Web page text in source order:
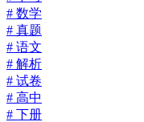
# 数学
# 真题
# 语文
# 解析
# 试卷
# 高中
# 下册